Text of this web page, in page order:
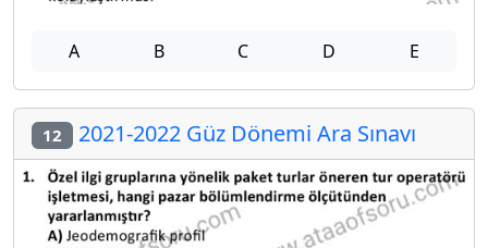
A B C D E
12 2021-2022 Güz Dönemi Ara Sınavı